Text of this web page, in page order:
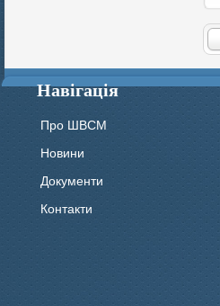
Навігація
Про ШВСМ
Новини
Документи
Контакти